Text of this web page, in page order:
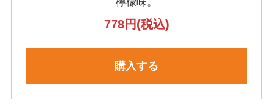
778円(税込)
購入する